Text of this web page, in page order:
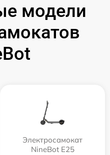
модели
Электросамокат
NineBot E25